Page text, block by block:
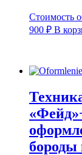
Стоимость
900 ₽ В
бороды